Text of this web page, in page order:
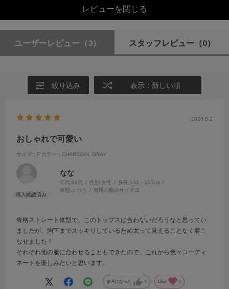
レビューを閉じる
ユーザーレビュー （3） スタッフレビュー （0）
絞り込み 表示：新しい順
2026.6.2
おしゃれで可愛い
サイズ：F カラー：CHARCOAL GRAY
なな
年代:30代 性別:女性 身長:151～155cm
体型:ふつう 普段の服のサイズ:S
骨格ストレート体型で、このトップスは合わないだろうなと思ってい
ましたが、胸下までスッキリしているため太って見えることなく着こ
なせました！
それぞれ他の服に合わせることもできたので、これから色々コーディ
ネートを楽しみたいと思います。
参考になった 0 Like! 0